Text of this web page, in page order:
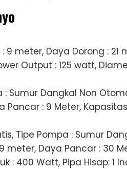
: 9 meter, Daya Dorong :
Output : 125 watt,
: Sumur Dangkal Non
Pancar : 9 Meter,
Tipe Pompa : Sumur
meter, Daya Pancar : 30
: 400 Watt, Pipa Hisap: 1